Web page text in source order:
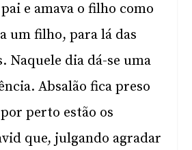
e amava o filho como
um filho, para lá das
Naquele dia dá-se uma
Absalão fica preso
perto estão os
que, julgando agradar